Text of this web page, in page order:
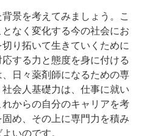
景を考えてみましょう。こ
なく変化する今の社会にお
り拓いて生きていくために
する力と態度を身に付ける
日々薬剤師になるための専
会人基礎力は、仕事に就い
からの自分のキャリアを考
め、その上に専門力を積み
いのです。